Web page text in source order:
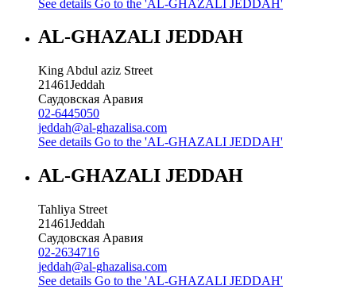
See details Go to the 'AL-GHAZALI JEDDAH'
AL-GHAZALI JEDDAH
King Abdul aziz Street
21461Jeddah
Саудовская Аравия
02-6445050
jeddah@al-ghazalisa.com
See details Go to the 'AL-GHAZALI JEDDAH'
AL-GHAZALI JEDDAH
Tahliya Street
21461Jeddah
Саудовская Аравия
02-2634716
jeddah@al-ghazalisa.com
See details Go to the 'AL-GHAZALI JEDDAH'